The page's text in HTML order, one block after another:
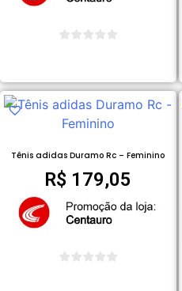
Tênis adidas Duramo Rc – Feminino
R$ 179,05